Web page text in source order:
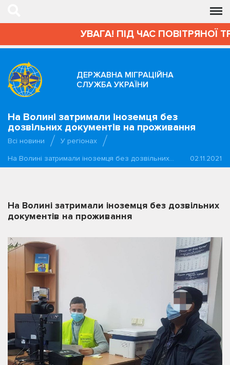
УВАГА! ПІД ЧАС ПОВІТРЯНОЇ
ДЕРЖАВНА МІГРАЦІЙНА
СЛУЖБА УКРАЇНИ
На Волині затримали іноземця без
дозвільних документів на проживання
Всі новини
У регіонах
На Волині затримали іноземця без дозвільних…
02.11.2021
На Волині затримали іноземця без дозвільних
документів на проживання